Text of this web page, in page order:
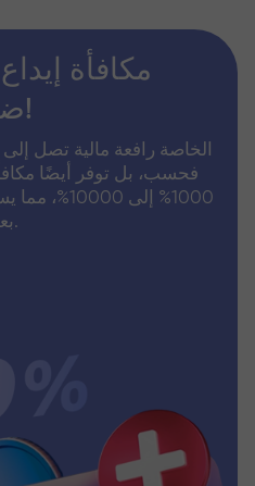
ضعف مبلغ الإيداع!
فحسب، بل توفر أيضًا
1000% إلى
بعشرات المرات من إيداعك.